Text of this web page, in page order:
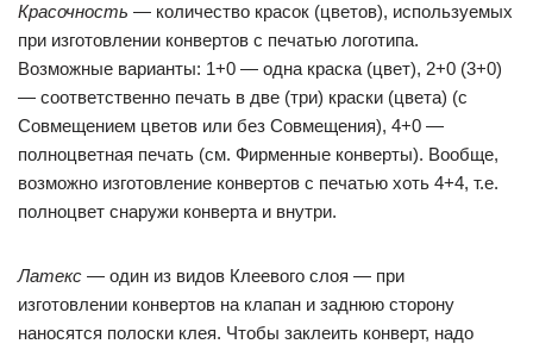
Красочность — количество красок (цветов), используемых
при изготовлении конвертов с печатью логотипа.
Возможные варианты: 1+0 — одна краска (цвет), 2+0 (3+0)
— соответственно печать в две (три) краски (цвета) (с
Совмещением цветов или без Совмещения), 4+0 —
полноцветная печать (см. Фирменные конверты). Вообще,
возможно изготовление конвертов с печатью хоть 4+4, т.е.
полноцвет снаружи конверта и внутри.
Латекс — один из видов Клеевого слоя — при
изготовлении конвертов на клапан и заднюю сторону
наносятся полоски клея. Чтобы заклеить конверт, надо